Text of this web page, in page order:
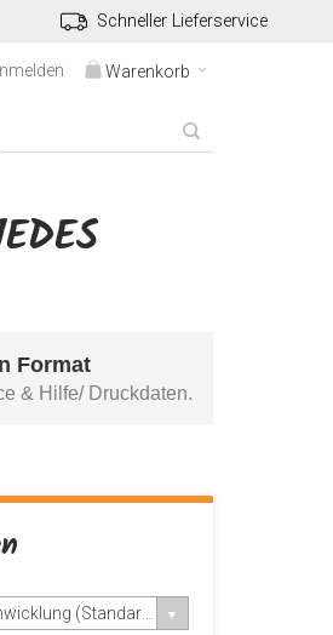
Schneller Lieferservice
Warenkorb
Format
& Hilfe/ Druckdaten.